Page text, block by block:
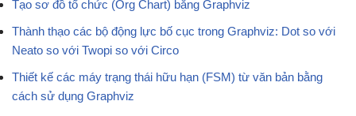
Tạo sơ đồ tổ chức (Org Chart) bằng Graphviz
Thành thạo các bộ động lực bố cục trong Graphviz: Dot so với
Neato so với Twopi so với Circo
Thiết kế các máy trạng thái hữu hạn (FSM) từ văn bản bằng
cách sử dụng Graphviz